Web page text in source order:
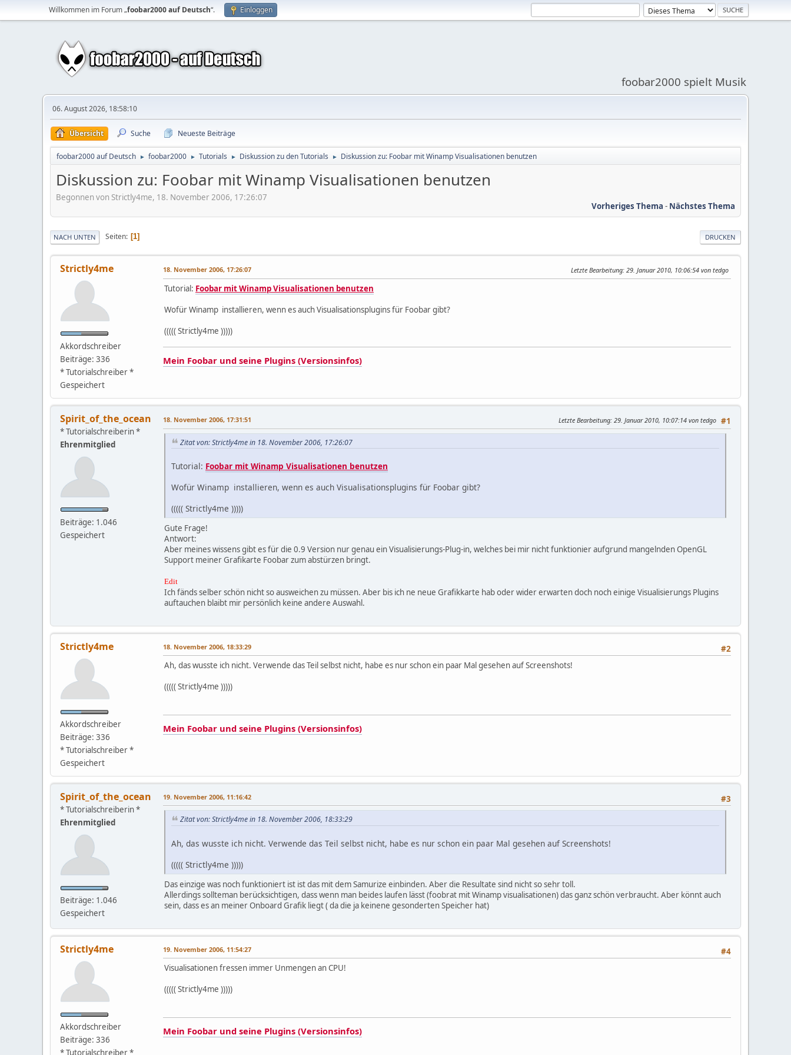
Willkommen im Forum „foobar2000 auf Deutsch“. Einloggen
foobar2000 spielt Musik
06. August 2026, 18:58:10
Übersicht Suche Neueste Beiträge
foobar2000 auf Deutsch ► foobar2000 ► Tutorials ► Diskussion zu den Tutorials ► Diskussion zu: Foobar mit Winamp Visualisationen benutzen
Diskussion zu: Foobar mit Winamp Visualisationen benutzen
Begonnen von Strictly4me, 18. November 2006, 17:26:07
Vorheriges Thema - Nächstes Thema
DRUCKEN
NACH UNTEN Seiten 1
Strictly4me
Akkordschreiber
Beiträge: 336
* Tutorialschreiber *
Gespeichert
18. November 2006, 17:26:07 Letzte Bearbeitung: 29. Januar 2010, 10:06:54 von tedgo
Tutorial: Foobar mit Winamp Visualisationen benutzen
Wofür Winamp installieren, wenn es auch Visualisationsplugins für Foobar gibt?
((((( Strictly4me )))))
Mein Foobar und seine Plugins (Versionsinfos)
Spirit_of_the_ocean
* Tutorialschreiberin *
Ehrenmitglied
Beiträge: 1.046
Gespeichert
#1
18. November 2006, 17:31:51 Letzte Bearbeitung: 29. Januar 2010, 10:07:14 von tedgo
Zitat von: Strictly4me in 18. November 2006, 17:26:07
Tutorial: Foobar mit Winamp Visualisationen benutzen
Wofür Winamp installieren, wenn es auch Visualisationsplugins für Foobar gibt?
((((( Strictly4me )))))
Gute Frage!
Antwort:
Aber meines wissens gibt es für die 0.9 Version nur genau ein Visualisierungs-Plug-in, welches bei mir nicht funktionier aufgrund mangelnden OpenGL
Support meiner Grafikarte Foobar zum abstürzen bringt.
Edit
Ich fänds selber schön nicht so ausweichen zu müssen. Aber bis ich ne neue Grafikkarte hab oder wider erwarten doch noch einige Visualisierungs Plugins
auftauchen blaibt mir persönlich keine andere Auswahl.
Strictly4me
Akkordschreiber
Beiträge: 336
* Tutorialschreiber *
Gespeichert
#2
18. November 2006, 18:33:29
Ah, das wusste ich nicht. Verwende das Teil selbst nicht, habe es nur schon ein paar Mal gesehen auf Screenshots!
((((( Strictly4me )))))
Mein Foobar und seine Plugins (Versionsinfos)
Spirit_of_the_ocean
* Tutorialschreiberin *
Ehrenmitglied
Beiträge: 1.046
Gespeichert
#3
19. November 2006, 11:16:42
Zitat von: Strictly4me in 18. November 2006, 18:33:29
Ah, das wusste ich nicht. Verwende das Teil selbst nicht, habe es nur schon ein paar Mal gesehen auf Screenshots!
((((( Strictly4me )))))
Das einzige was noch funktioniert ist ist das mit dem Samurize einbinden. Aber die Resultate sind nicht so sehr toll.
Allerdings sollteman berücksichtigen, dass wenn man beides laufen lässt (foobrat mit Winamp visualisationen) das ganz schön verbraucht. Aber könnt auch
sein, dass es an meiner Onboard Grafik liegt ( da die ja keinene gesonderten Speicher hat)
Strictly4me
Akkordschreiber
Beiträge: 336
* Tutorialschreiber *
#4
19. November 2006, 11:54:27
Visualisationen fressen immer Unmengen an CPU!
((((( Strictly4me )))))
Mein Foobar und seine Plugins (Versionsinfos)